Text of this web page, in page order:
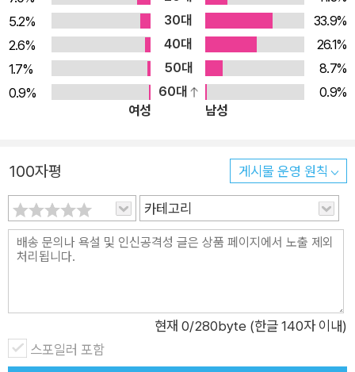
에서는 컴파일러 출력을 검사해 HLL 구문의 품질을 결정하는 방
법에 대해 배운다. 또한 디스어셈블러, 오브젝트 코드 덤프 툴, 디
버거, 어셈블리 언어 코드를 표시하기 위한 다양한 HLL 컴파일
러 옵션과 기타 유용한 소프트웨어 툴에 대해 설명한다. 이 책의
나머지 부분인 6~15장에서는 컴파일러가 다양한 HLL 구문과
다. 이 지식들로 무장하면, 가장 적절한 데이터 유형, 상수, 변수,
제어 구조를 선택해 효율적인 애플리케이션을 생성할 수 있다.
5.2%
30대
33.9%
2.6%
40대
26.1%
1.7%
50대
8.7%
0.9%
60대
0.9%
여성
남성
100자평 게시물 운영 원칙
카테고리
현재 0/280byte (한글 140자 이내)
스포일러 포함